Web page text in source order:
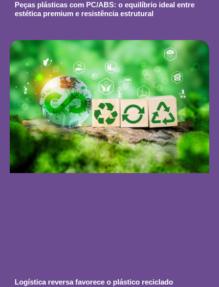
Peças plásticas com PC/ABS: o equilíbrio ideal entre
estética premium e resistência estrutural
Logística reversa favorece o plástico reciclado